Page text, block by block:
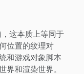
这本质上等同于
位置的纹理对
和游戏对象脚本
界和渲染世界。